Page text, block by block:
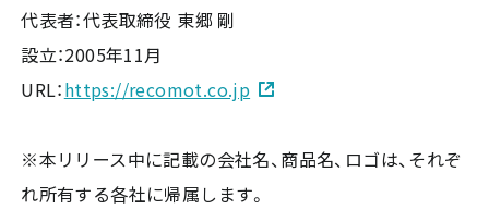
代表者：代表取締役 東郷 剛
設立：2005年11月
URL：https://recomot.co.jp
※本リリース中に記載の会社名、商品名、ロゴは、それぞ
れ所有する各社に帰属します。